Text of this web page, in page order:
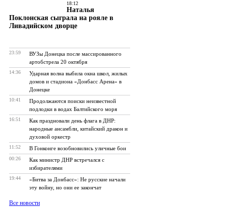
18:12
Наталья
Поклонская сыграла на рояле в
Ливадийском дворце
23:59
ВУЗы Донецка после массированного
артобстрела 20 октября
14:36
Ударная волна выбила окна школ, жилых
домов и стадиона «Донбасс Арена» в
Донецке
10:41
Продолжаются поиски неизвестной
подлодки в водах Балтийского моря
16:51
Как праздновали день флага в ДНР:
народные ансамбли, китайский дракон и
духовой оркестр
11:52 В Гонконге возобновились уличные бои
00:26
Как министр ДНР встречался с
избирателями
19:44
«Битва за Донбасс»: Не русские начали
эту войну, но они ее закончат
Все новости